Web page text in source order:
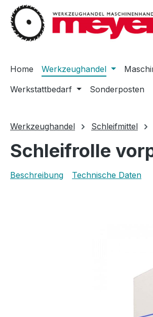
Hauptinhalt springen
Zur Suche springen
Zur Hauptnavigation springen
Home Werkzeughandel
Werkstattbedarf
Sonderposten
Werkzeughandel Schleifmittel
Schleifrolle
Beschreibung Technische Daten